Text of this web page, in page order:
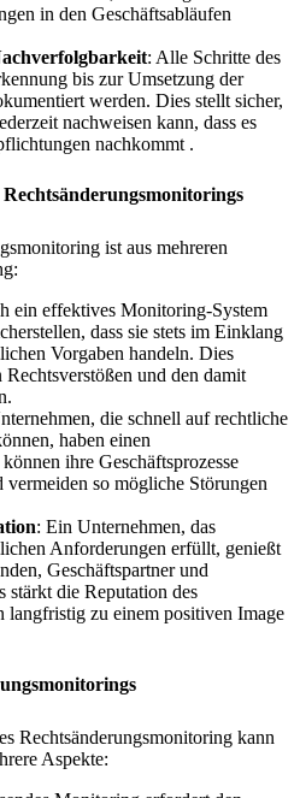
in den Geschäftsabläufen
: Alle Schritte des
bis zur Umsetzung der
werden. Dies stellt sicher,
nachweisen kann, dass es
nachkommt .
ist aus mehreren
ein effektives Monitoring-System
dass sie stets im Einklang
Vorgaben handeln. Dies
und den damit
die schnell auf rechtliche
haben einen
ihre Geschäftsprozesse
vermeiden so mögliche Störungen
: Ein Unternehmen, das
Anforderungen erfüllt, genießt
Geschäftspartner und
stärkt die Reputation des
langfristig zu einem positiven Image
Rechtsänderungsmonitoring kann
Aspekte: